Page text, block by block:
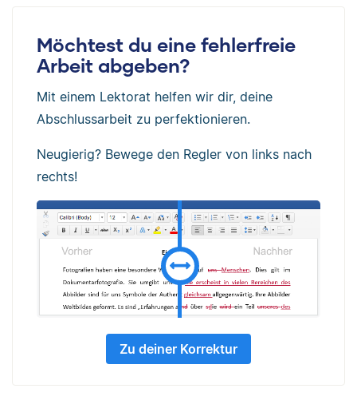
Möchtest du eine fehlerfreie
Arbeit abgeben?
Mit einem Lektorat helfen wir dir, deine
Abschlussarbeit zu perfektionieren.
Neugierig? Bewege den Regler von links nach
rechts!
Zu deiner Korrektur